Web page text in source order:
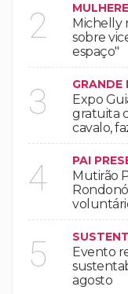
2
Michelly
sobre
espaço"
3 GRANDE
Expo
gratuita
cavalo,
4 PAI
Mutirão
5
Evento
agosto